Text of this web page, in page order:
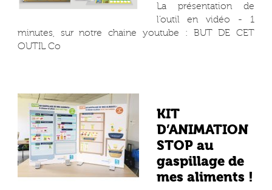
La présentation de
l’outil en vidéo - 1
minutes, sur notre chaine youtube : BUT DE CET
OUTIL Co
KIT
D’ANIMATION
STOP au
gaspillage de
mes aliments !